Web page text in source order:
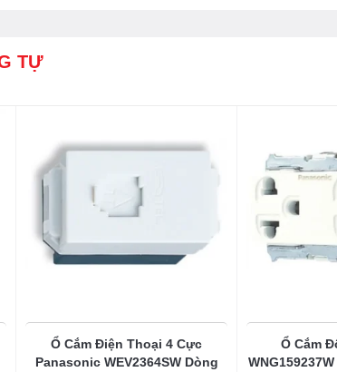
TỰ
Ổ Cắm Điện Thoại 4 Cực
Panasonic WEV2364SW Dòng
Ổ Cắm